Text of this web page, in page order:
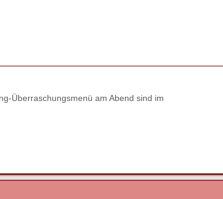
Überraschungsmenü am Abend sind im